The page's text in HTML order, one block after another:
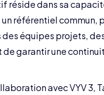
réside dans sa
référentiel commun,
équipes projets,
garantir une
avec VYV 3,